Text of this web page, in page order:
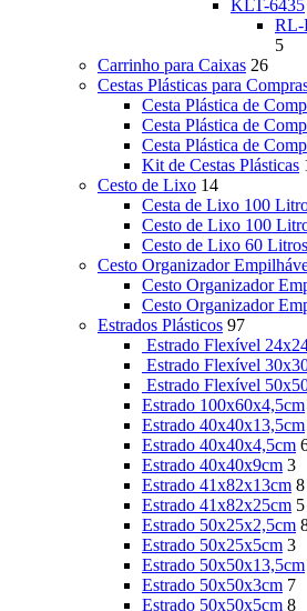
KLT-6435
RL-
5
Carrinho para Caixas 26
Cestas Plásticas para
Cesta Plástica de
Cesta Plástica de
Cesta Plástica de
Kit de Cestas Plásticas
Cesto de Lixo 14
Cesta de Lixo 100
Cesto de Lixo 100
Cesto de Lixo 60
Cesto Organizador
Cesto Organizador
Cesto Organizador
Estrados Plásticos 97
Estrado Flexível
Estrado Flexível
Estrado Flexível
Estrado 100x60x4,5cm
Estrado 40x40x13,5cm
Estrado 40x40x4,5cm
Estrado 40x40x9cm 3
Estrado 41x82x13cm 8
Estrado 41x82x25cm 5
Estrado 50x25x2,5cm
Estrado 50x25x5cm 3
Estrado 50x50x13,5cm
Estrado 50x50x3cm 7
Estrado 50x50x5cm 8